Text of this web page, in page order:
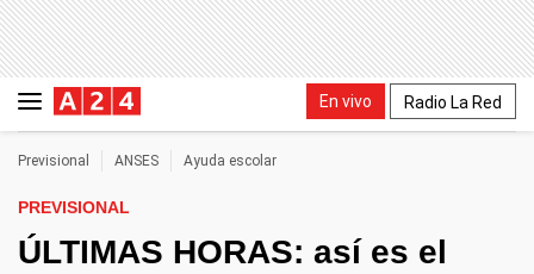
En vivo Radio La Red
Previsional ANSES Ayuda escolar
PREVISIONAL
ÚLTIMAS HORAS: así es el